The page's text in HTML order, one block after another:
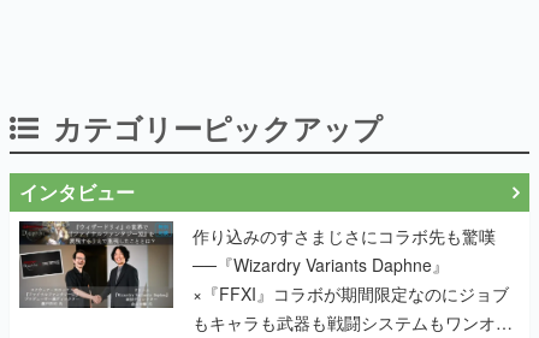
カテゴリーピックアップ
インタビュー
作り込みのすさまじさにコラボ先も驚嘆
──『Wizardry Variants Daphne』
×『FFXI』コラボが期間限定なのにジョブ
もキャラも武器も戦闘システムもワンオフ